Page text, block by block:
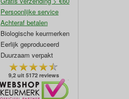
Persoonlijke service
Achteraf betalen
Biologische keurmerken
Eerlijk geproduceerd
Duurzaam verpakt
9,2 uit 5172 reviews